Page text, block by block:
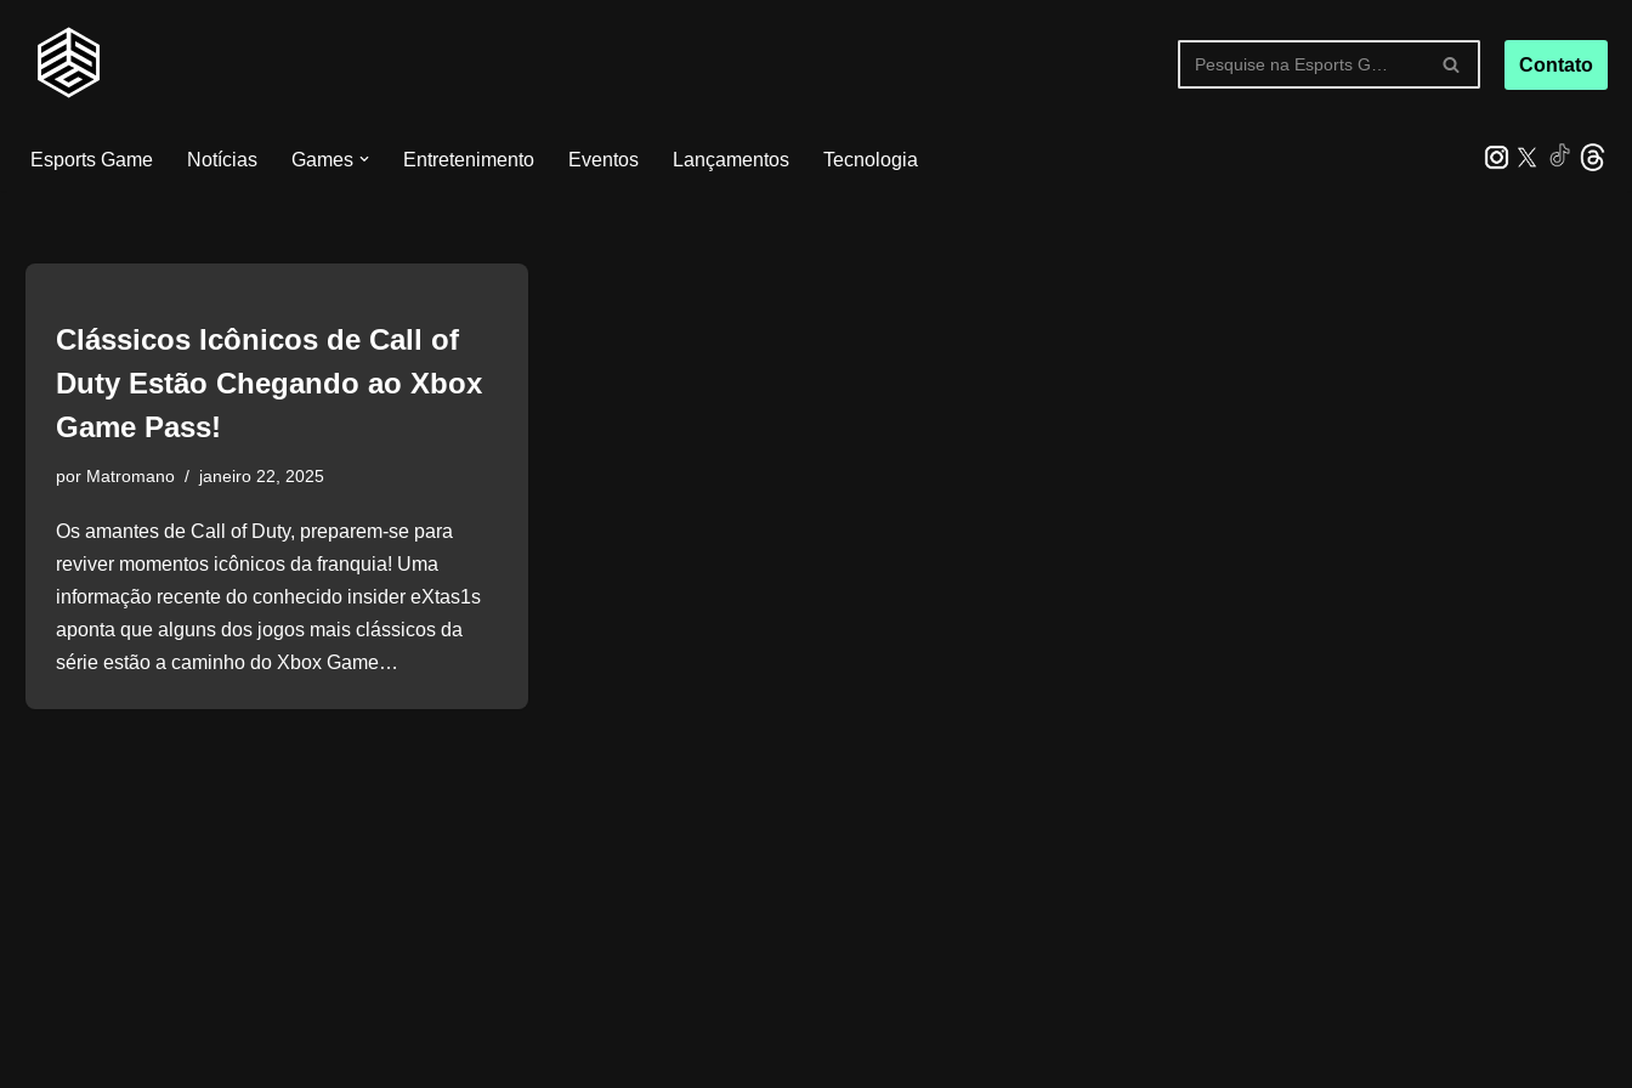
Pular
conteúdo
Contato
Esports Game Notícias Games Entretenimento Eventos Lançamentos Tecnologia
Clássicos Icônicos de Call of
Duty Estão Chegando ao Xbox
Game Pass!
por Matromano janeiro 22, 2025
Os amantes de Call of Duty, preparem-se para
reviver momentos icônicos da franquia! Uma
informação recente do conhecido insider eXtas1s
aponta que alguns dos jogos mais clássicos da
série estão a caminho do Xbox Game…